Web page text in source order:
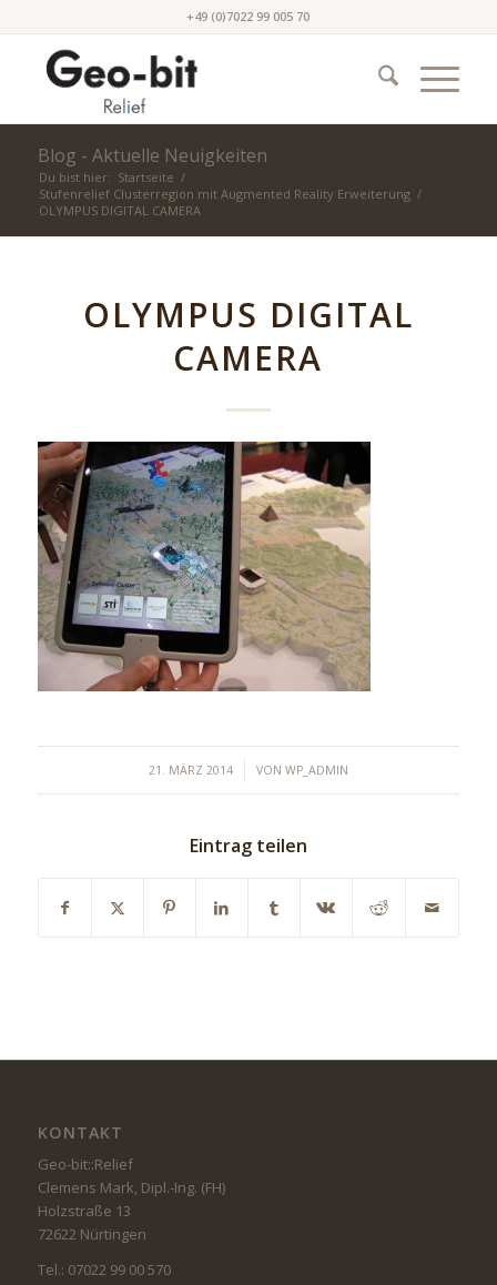
+49 (0)7022 99 005 70
Blog - Aktuelle Neuigkeiten
Du bist hier: Startseite /
Stufenrelief Clusterregion mit Augmented Reality Erweiterung /
OLYMPUS DIGITAL CAMERA
OLYMPUS DIGITAL
CAMERA
21. MÄRZ 2014
/ VON WP_ADMIN
Eintrag teilen
KONTAKT
Geo-bit::Relief
Clemens Mark, Dipl.-Ing. (FH)
Holzstraße 13
72622 Nürtingen
Tel.: 07022 99 00 570